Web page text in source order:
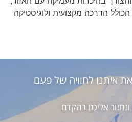
הדרכה מקצועית ולוגיסטיקה
איתנו לחוויה של פעם
אליכם בהקדם